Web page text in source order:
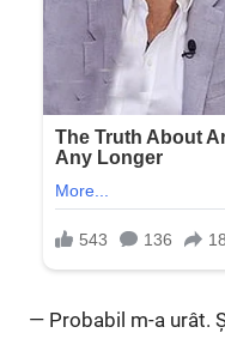
— Probabil m-a urât.